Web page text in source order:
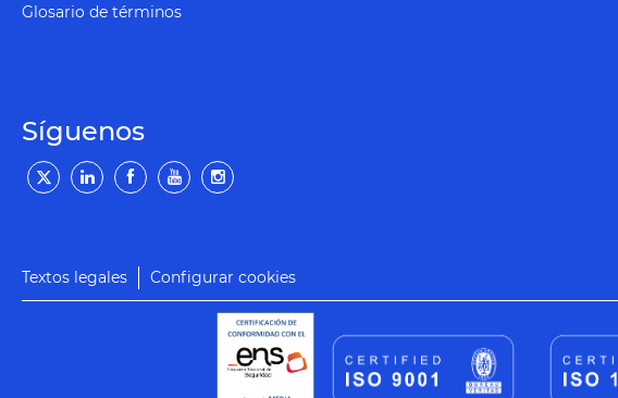
Glosario de términos
Síguenos
Textos legales Configurar cookies